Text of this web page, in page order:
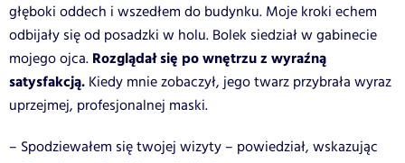
głęboki oddech i wszedłem do budynku. Moje kroki echem
odbijały się od posadzki w holu. Bolek siedział w gabinecie
mojego ojca. Rozglądał się po wnętrzu z wyraźną
satysfakcją. Kiedy mnie zobaczył, jego twarz przybrała wyraz
uprzejmej, profesjonalnej maski.
– Spodziewałem się twojej wizyty – powiedział, wskazując